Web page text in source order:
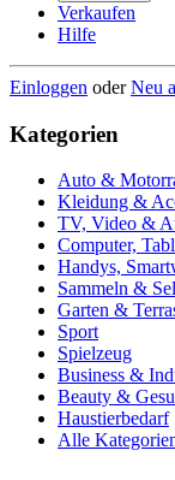
Verkaufen
Hilfe
Einloggen oderNeu
Kategorien
Auto &
Kleidung &
TV, Video &
Computer,
Handys,
Sammeln &
Garten &
Sport
Spielzeug
Business &
Beauty &
Haustierbedarf
Alle